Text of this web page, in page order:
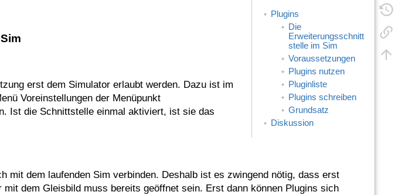
Plugins
Die
Erweiterungsschnitt
stelle im Sim
Voraussetzungen
Plugins nutzen
Pluginliste
Plugins schreiben
Grundsatz
Diskussion
erst dem Simulator erlaubt werden. Dazu ist im
Voreinstellungen der Menüpunkt
Ist die Schnittstelle einmal aktiviert, ist sie das
mit dem laufenden Sim verbinden. Deshalb ist es zwingend nötig, dass erst
dem Gleisbild muss bereits geöffnet sein. Erst dann können Plugins sich